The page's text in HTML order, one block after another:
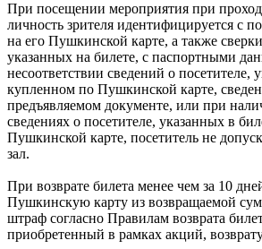
При посещении мероприятия при
личность зрителя идентифицируется с
на его Пушкинской карте, а также
указанных на билете, с паспортными
несоответствии сведений о посетителе,
купленном по Пушкинской карте,
предъявляемом документе, или при
сведениях о посетителе, указанных в
Пушкинской карте, посетитель не
зал.
При возврате билета менее чем за 10
Пушкинскую карту из возвращаемой
штраф согласно Правилам возврата
приобретенный в рамках акций,